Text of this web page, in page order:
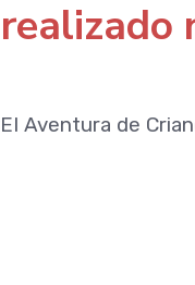
Aventura de